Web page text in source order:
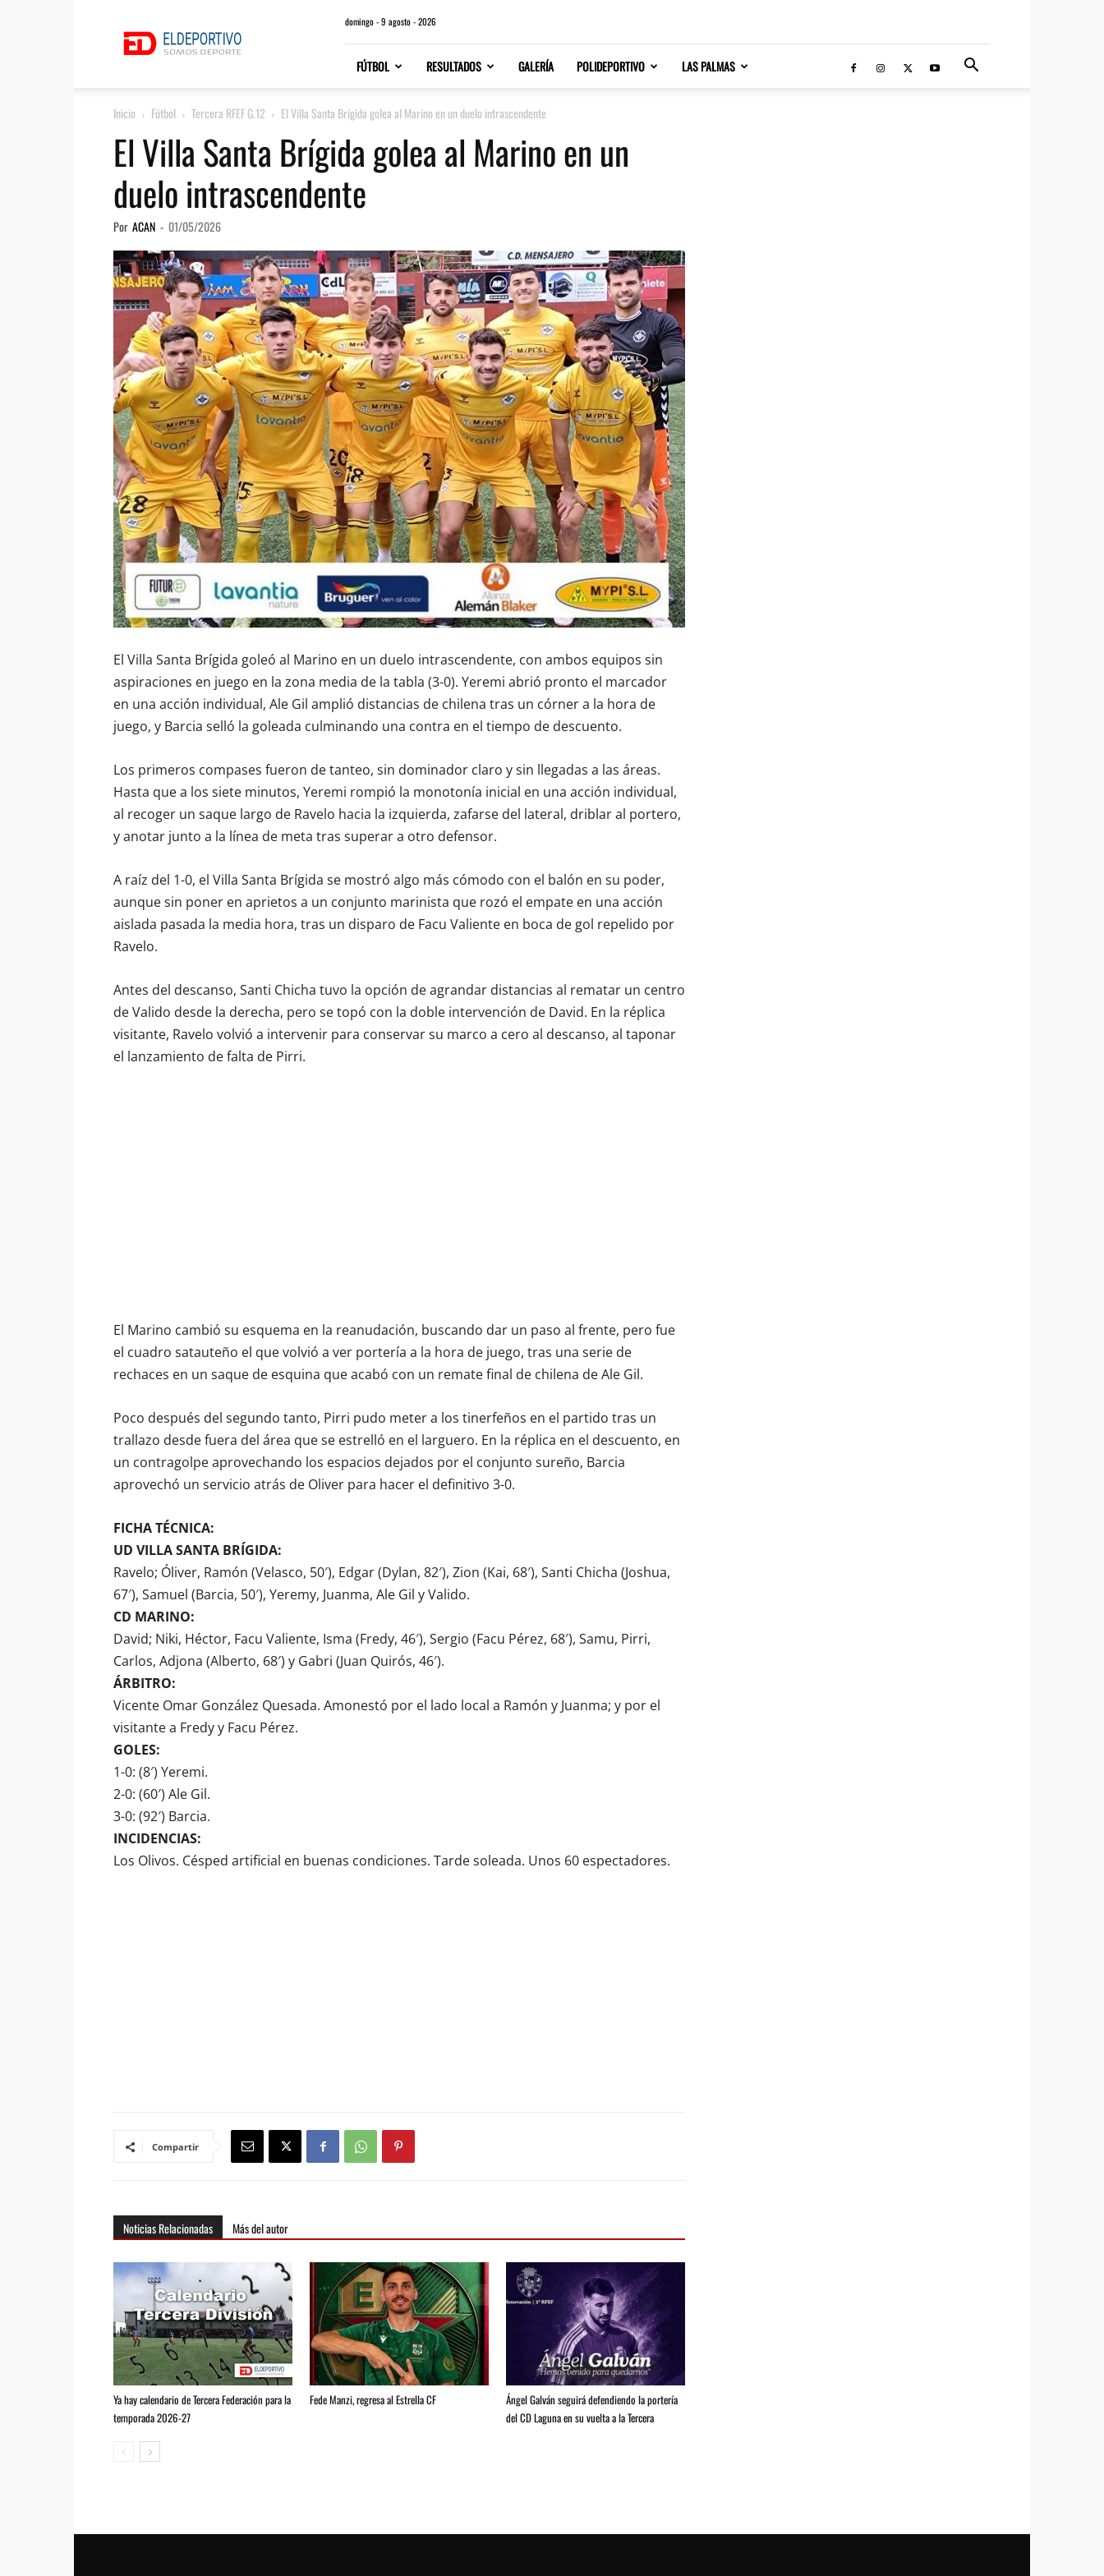
domingo - 9 agosto - 2026
FÚTBOL RESULTADOS GALERÍA POLIDEPORTIVO LAS PALMAS
Inicio Fútbol Tercera RFEF G.12 El Villa Santa Brígida golea al Marino en un duelo intrascendente
El Villa Santa Brígida golea al Marino en un
duelo intrascendente
Por ACAN - 01/05/2026
El Villa Santa Brígida goleó al Marino en un duelo intrascendente, con ambos equipos sin
aspiraciones en juego en la zona media de la tabla (3-0). Yeremi abrió pronto el marcador
en una acción individual, Ale Gil amplió distancias de chilena tras un córner a la hora de
juego, y Barcia selló la goleada culminando una contra en el tiempo de descuento.
Los primeros compases fueron de tanteo, sin dominador claro y sin llegadas a las áreas.
Hasta que a los siete minutos, Yeremi rompió la monotonía inicial en una acción individual,
al recoger un saque largo de Ravelo hacia la izquierda, zafarse del lateral, driblar al portero,
y anotar junto a la línea de meta tras superar a otro defensor.
A raíz del 1-0, el Villa Santa Brígida se mostró algo más cómodo con el balón en su poder,
aunque sin poner en aprietos a un conjunto marinista que rozó el empate en una acción
aislada pasada la media hora, tras un disparo de Facu Valiente en boca de gol repelido por
Ravelo.
Antes del descanso, Santi Chicha tuvo la opción de agrandar distancias al rematar un centro
de Valido desde la derecha, pero se topó con la doble intervención de David. En la réplica
visitante, Ravelo volvió a intervenir para conservar su marco a cero al descanso, al taponar
el lanzamiento de falta de Pirri.
El Marino cambió su esquema en la reanudación, buscando dar un paso al frente, pero fue
el cuadro satauteño el que volvió a ver portería a la hora de juego, tras una serie de
rechaces en un saque de esquina que acabó con un remate final de chilena de Ale Gil.
Poco después del segundo tanto, Pirri pudo meter a los tinerfeños en el partido tras un
trallazo desde fuera del área que se estrelló en el larguero. En la réplica en el descuento, en
un contragolpe aprovechando los espacios dejados por el conjunto sureño, Barcia
aprovechó un servicio atrás de Oliver para hacer el definitivo 3-0.
FICHA TÉCNICA:
UD VILLA SANTA BRÍGIDA:
Ravelo; Óliver, Ramón (Velasco, 50′), Edgar (Dylan, 82′), Zion (Kai, 68′), Santi Chicha (Joshua,
67′), Samuel (Barcia, 50′), Yeremy, Juanma, Ale Gil y Valido.
CD MARINO:
David; Niki, Héctor, Facu Valiente, Isma (Fredy, 46′), Sergio (Facu Pérez, 68′), Samu, Pirri,
Carlos, Adjona (Alberto, 68′) y Gabri (Juan Quirós, 46′).
ÁRBITRO:
Vicente Omar González Quesada. Amonestó por el lado local a Ramón y Juanma; y por el
visitante a Fredy y Facu Pérez.
GOLES:
1-0: (8′) Yeremi.
2-0: (60′) Ale Gil.
3-0: (92′) Barcia.
INCIDENCIAS:
Los Olivos. Césped artificial en buenas condiciones. Tarde soleada. Unos 60 espectadores.
Compartir
Noticias Relacionadas Más del autor
Ya hay calendario de Tercera Federación para la
temporada 2026-27
Fede Manzi, regresa al Estrella CF
Ángel Galván seguirá defendiendo la portería
del CD Laguna en su vuelta a la Tercera